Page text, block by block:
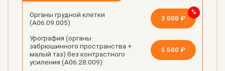
Органы грудной клетки
(А06.09.005)
3 000 ₽
Урография (органы
забрюшинного пространства +
малый таз) без контрастного
усиления (А06.28.009)
5 500 ₽